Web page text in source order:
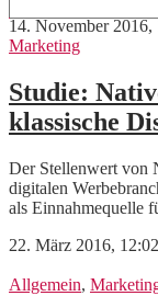
14. November 2016,
Marketing
Studie:
klassische
Der Stellenwert von
digitalen
als Einnahmequelle
22. März 2016, 12:02
Allgemein,